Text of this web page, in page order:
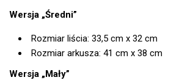
Wersja „Średni”
Rozmiar liścia: 33,5 cm x 32 cm
Rozmiar arkusza: 41 cm x 38 cm
Wersja „Mały”